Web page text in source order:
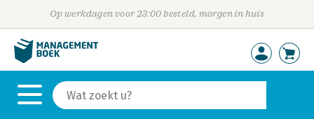
Op werkdagen voor 23:00 besteld, morgen in huis